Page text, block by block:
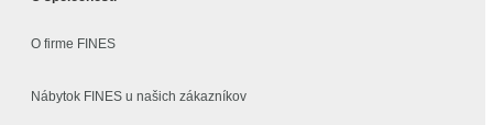
O firme FINES
Nábytok FINES u našich zákazníkov